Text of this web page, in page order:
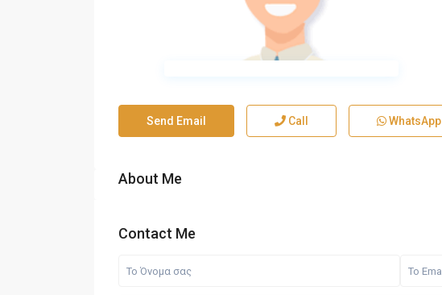
Send Email Call WhatsApp
About Me
Contact Me